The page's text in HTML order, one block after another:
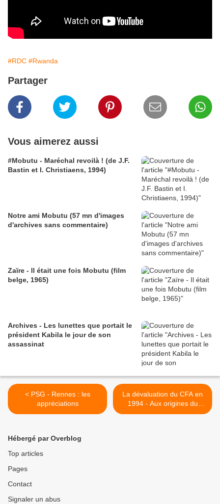
#RDC #Rwanda
Partager
Vous aimerez aussi
#Mobutu - Maréchal revoilà ! (de J.F.
Bastin et I. Christiaens, 1994)
Notre ami Mobutu (57 mn d'images
d'archives sans commentaire)
Zaïre - Il était une fois Mobutu (film
belge, 1965)
Archives - Les lunettes que portait le
président Kabila le jour de son
assassinat
< PSG - Rennes : les
appréciations
La dévaluation du CFA en
1994 - Aux origines du
pacte Sarkozy-Ouattara >
Hébergé par Overblog
Top articles
Pages
Contact
Signaler un abus